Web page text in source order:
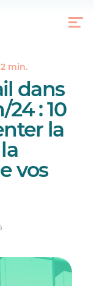
min.
dans
: 10
la
vos
réduire la
travail :